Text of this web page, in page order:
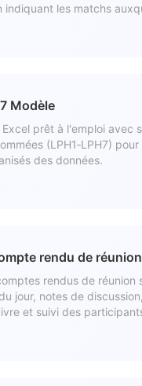
indiquant les matchs
Modèle
Excel prêt à l'emploi avec
(LPH1‑LPH7)
des données.
rendu de
rendus de réunion
jour, notes de
et suivi des